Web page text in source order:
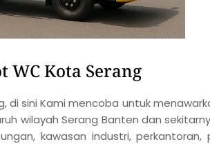
WC Kota Serang
sini Kami mencoba untuk
wilayah Serang Banten dan
kawasan industri, perkantoran,